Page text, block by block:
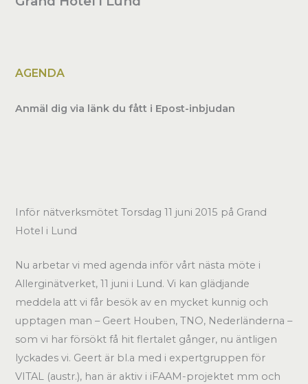
AGENDA
Anmäl dig via länk du fått i Epost-inbjudan
Inför nätverksmötet Torsdag 11 juni 2015 på Grand
Hotel i Lund
Nu arbetar vi med agenda inför vårt nästa möte i
Allerginätverket, 11 juni i Lund. Vi kan glädjande
meddela att vi får besök av en mycket kunnig och
upptagen man – Geert Houben, TNO, Nederländerna –
som vi har försökt få hit flertalet gånger, nu äntligen
lyckades vi. Geert är bl.a med i expertgruppen för
VITAL (austr.), han är aktiv i iFAAM-projektet mm och